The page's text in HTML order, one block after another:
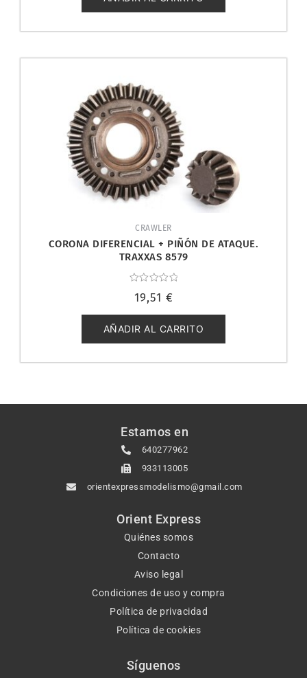
CRAWLER
CORONA DIFERENCIAL + PIÑÓN DE ATAQUE.
TRAXXAS 8579
con
de
5
19,51 €
AÑADIR AL CARRITO
Estamos en
640277962
933113005
orientexpressmodelismo@gmail.com
Orient Express
Quiénes somos
Contacto
Aviso legal
Condiciones de uso y compra
Política de privacidad
Política de cookies
Síguenos